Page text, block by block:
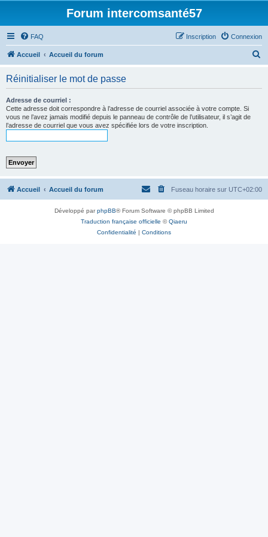
Forum intercomsanté57
FAQ Connexion
Inscription
Accueil Accueil du forum
Réinitialiser le mot de passe
Adresse de courriel :
Cette adresse doit correspondre à l’adresse de courriel associée à votre compte. Si
vous ne l’avez jamais modifié depuis le panneau de contrôle de l’utilisateur, il s’agit de
l’adresse de courriel que vous avez spécifiée lors de votre inscription.
Accueil Accueil du forum Fuseau horaire sur UTC+02:00
Développé parphpBB® Forum Software © phpBB Limited
Traduction française officielle ©Qiaeru
Confidentialité | Conditions